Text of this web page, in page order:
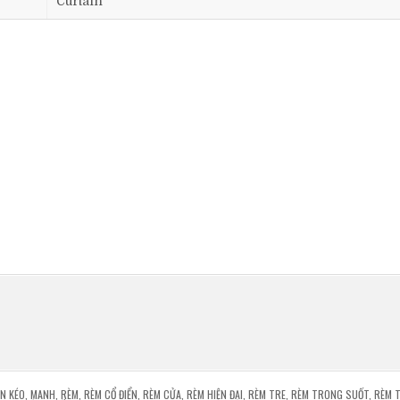
KÉO ,MANH ,RÈM ,RÈM CỔ ĐIỂN ,RÈM CỬA ,RÈM HIỆN ĐẠI ,RÈM TRE ,RÈM TRONG SUỐT ,RÈM